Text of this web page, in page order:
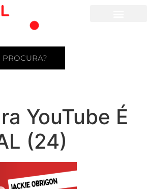
YouTube É
(24)